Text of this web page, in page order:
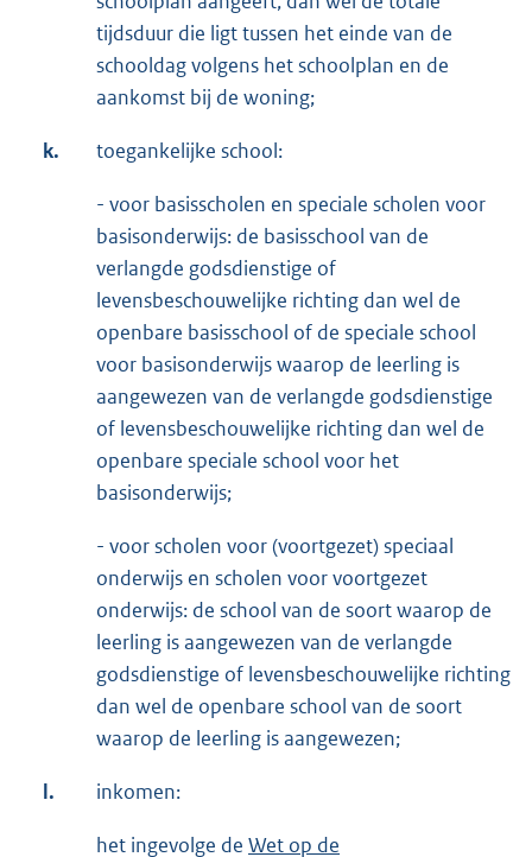
tijdsduur die ligt tussen het einde van de
schooldag volgens het schoolplan en de
aankomst bij de woning;
k. toegankelijke school:
- voor basisscholen en speciale scholen voor
basisonderwijs: de basisschool van de
verlangde godsdienstige of
levensbeschouwelijke richting dan wel de
openbare basisschool of de speciale school
voor basisonderwijs waarop de leerling is
aangewezen van de verlangde godsdienstige
of levensbeschouwelijke richting dan wel de
openbare speciale school voor het
basisonderwijs;
- voor scholen voor (voortgezet) speciaal
onderwijs en scholen voor voortgezet
onderwijs: de school van de soort waarop de
leerling is aangewezen van de verlangde
godsdienstige of levensbeschouwelijke richting
dan wel de openbare school van de soort
waarop de leerling is aangewezen;
l. inkomen:
het ingevolge de Wet op de